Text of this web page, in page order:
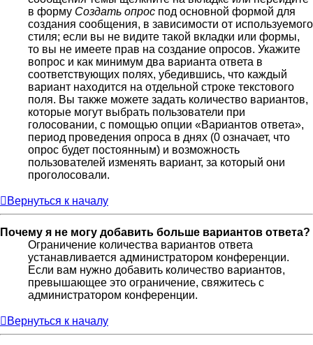
в форму Создать опрос под основной формой для
создания сообщения, в зависимости от используемого
стиля; если вы не видите такой вкладки или формы,
то вы не имеете прав на создание опросов. Укажите
вопрос и как минимум два варианта ответа в
соответствующих полях, убедившись, что каждый
вариант находится на отдельной строке текстового
поля. Вы также можете задать количество вариантов,
которые могут выбрать пользователи при
голосовании, с помощью опции «Вариантов ответа»,
период проведения опроса в днях (0 означает, что
опрос будет постоянным) и возможность
пользователей изменять вариант, за который они
проголосовали.
Вернуться к началу
Почему я не могу добавить больше вариантов ответа?
Ограничение количества вариантов ответа
устанавливается администратором конференции.
Если вам нужно добавить количество вариантов,
превышающее это ограничение, свяжитесь с
администратором конференции.
Вернуться к началу